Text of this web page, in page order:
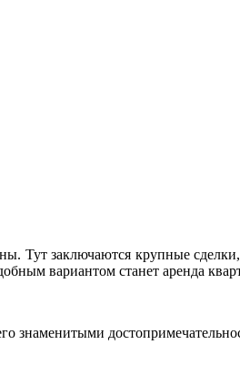
Тут заключаются крупные
вариантом станет аренда
знаменитыми